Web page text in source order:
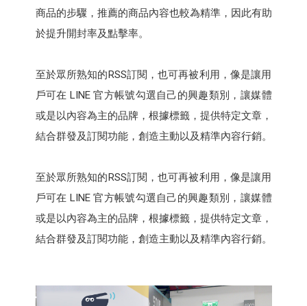
商品的步驟，推薦的商品內容也較為精準，因此有助
於提升開封率及點擊率。
至於眾所熟知的RSS訂閱，也可再被利用，像是讓用
戶可在 LINE 官方帳號勾選自己的興趣類別，讓媒體
或是以內容為主的品牌，根據標籤，提供特定文章，
結合群發及訂閱功能，創造主動以及精準內容行銷。
至於眾所熟知的RSS訂閱，也可再被利用，像是讓用
戶可在 LINE 官方帳號勾選自己的興趣類別，讓媒體
或是以內容為主的品牌，根據標籤，提供特定文章，
結合群發及訂閱功能，創造主動以及精準內容行銷。